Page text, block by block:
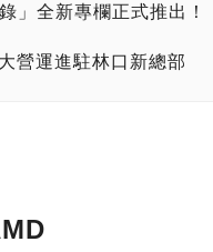
」全新專欄正式推出！
營運進駐林口新總部